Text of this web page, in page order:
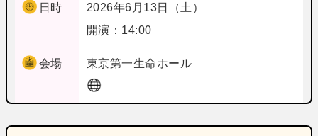
日時
2026年6月13日（土）
開演：14:00
会場 東京第一生命ホール